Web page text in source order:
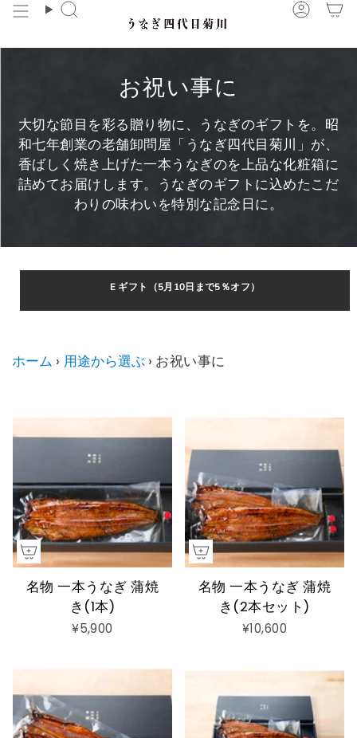
テ
検
ア
お祝い事に
大切な節目を彩る贈り物に、うなぎのギフトを。昭
和七年創業の老舗卸問屋「うなぎ四代目菊川」が、
香ばしく焼き上げた一本うなぎのを上品な化粧箱に
詰めてお届けします。うなぎのギフトに込めたこだ
わりの味わいを特別な記念日に。
E ギフト（5月10日まで5％オフ）
ホーム › 用途から選ぶ › お祝い事に
名物 一本うなぎ 蒲焼
き(1本)
¥5,900
名物 一本うなぎ 蒲焼
き(2本セット)
¥10,600